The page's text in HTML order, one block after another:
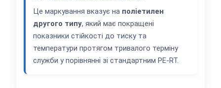
Це маркування вказує на поліетилен
другого типу, який має покращені
показники стійкості до тиску та
температури протягом тривалого терміну
служби у порівнянні зі стандартним PE-RT.